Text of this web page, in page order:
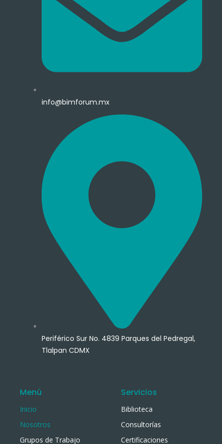
info@bimforum.mx
Periférico Sur No. 4839 Parques del Pedregal,
Tlalpan CDMX
Menú
Inicio
Nosotros
Grupos de Trabajo
Servicios
Biblioteca
Consultorías
Certificaciones